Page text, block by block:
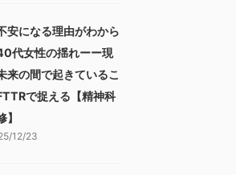
安になる理由がわから
代女性の揺れーー現
来の間で起きているこ
で捉える【精神科
】
12/23